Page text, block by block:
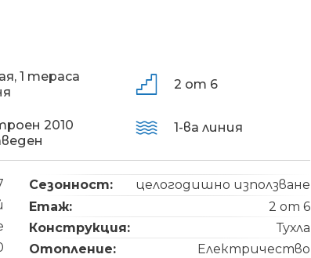
1 тераса
2010
2 от 6
1-ва линия
Сезонност:
целогодишно използване
Етаж:
2 от 6
Конструкция:
Тухла
Отопление:
Електричество